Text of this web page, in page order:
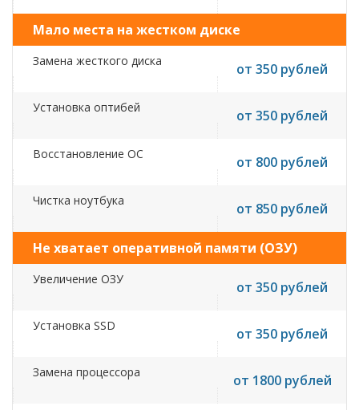
Мало места на жестком диске
Замена жесткого диска от 350 рублей
Установка оптибей от 350 рублей
Восстановление ОС от 800 рублей
Чистка ноутбука от 850 рублей
Не хватает оперативной памяти (ОЗУ)
Увеличение ОЗУ от 350 рублей
Установка SSD от 350 рублей
Замена процессора от 1800 рублей